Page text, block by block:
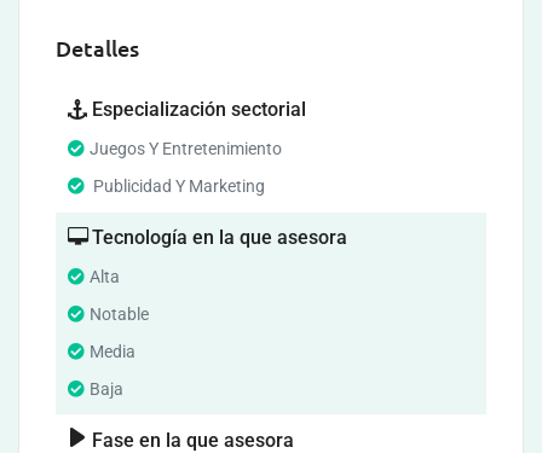
Detalles
Especialización sectorial
Juegos Y Entretenimiento
Publicidad Y Marketing
Tecnología en la que asesora
Alta
Notable
Media
Baja
Fase en la que asesora